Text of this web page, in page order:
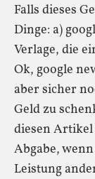
Falls dieses
Dinge: a)
Verlage, die
Ok, google
aber sicher
Geld zu
diesen Artikel
Abgabe,
Leistung